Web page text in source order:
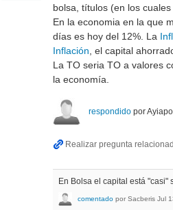
bolsa, títulos (en los
En la economia en la que
días es hoy del 12%. La
Inflación , el capital
La TO seria TO a valores
la economía.
respondido por
En Bolsa el capital está
comentado por Sacberis Jul